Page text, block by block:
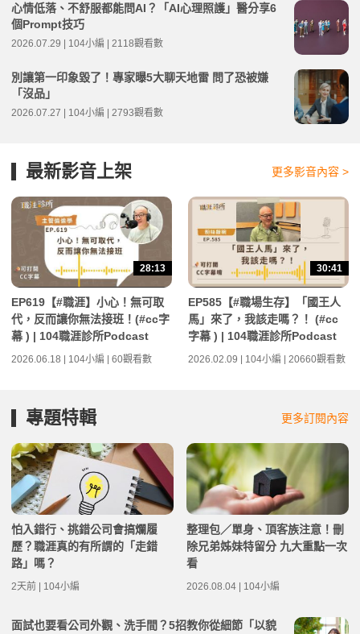
心情低落、不舒服都能問AI？「AI心理照護」醫分享6
個Prompt技巧
2026.07.29 | 104小編 | 2118觀看數
別讓第一印象毀了！專家曝5大聊天地雷 問了恐被嫌
「沒品」
2026.07.27 | 104小編 | 2793觀看數
最新影音上架 更多影音內容 >
28:13
EP619【#職涯】小心！無可取
代，反而讓你無法接班！(#cc字
幕 ) | 104職涯診所Podcast
2026.06.18 | 104小編 | 60觀看數
30:41
EP585【#職場生存】「國王人
馬」來了，我該走嗎？！ (#cc
字幕 ) | 104職涯診所Podcast
2026.02.09 | 104小編 | 20660觀看數
專題特輯 更多訂閱內容
怕入錯行、挑錯公司會搞爛履
歷？職涯真的有所謂的「走錯
路」嗎？
2天前 | 104小編
整理包／單身、頂客族注意！刪
除兄弟姊妹特留分 九大重點一次
看
2026.08.04 | 104小編
面試也要看公司外觀、洗手間？5招教你從細節「以貌